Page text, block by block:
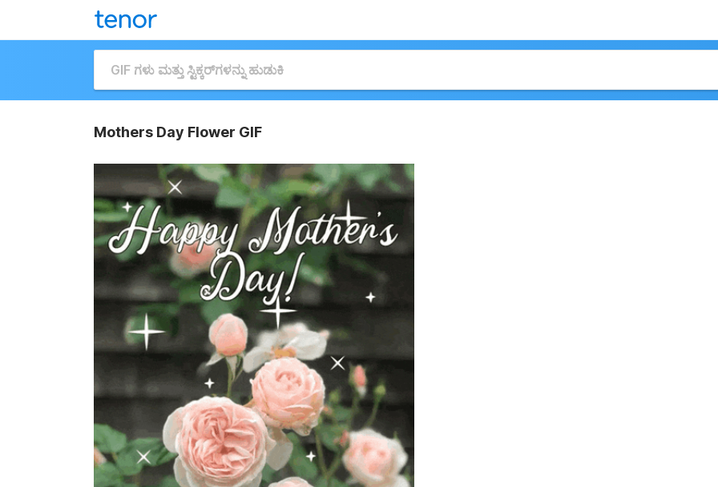
Mothers Day Flower GIF